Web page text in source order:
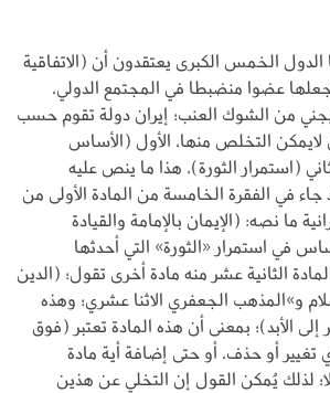
الدول الخمس الكبرى يعتقدون أن (الاتفاقية
عضوا منضبطا في المجتمع الدولي،
من الشوك العنب؛ إيران دولة تقوم حسب
التخلص منها، الأول (الأساس
(استمرار الثورة)، هذا ما ينص عليه
في الفقرة الخامسة من المادة الأولى من
ما نصه: (الإيمان بالإمامة والقيادة
في استمرار «الثورة» التي أحدثها
الثانية عشر منه مادة أخرى تقول؛ (الدين
و»المذهب الجعفري الاثنا عشري؛ وهذه
إلى الأبد)؛ بمعنى أن هذه المادة تعتبر (فوق
تغيير أو حذف، أو حتى إضافة أية مادة
لذلك يُمكن القول إن التخلي عن هذين